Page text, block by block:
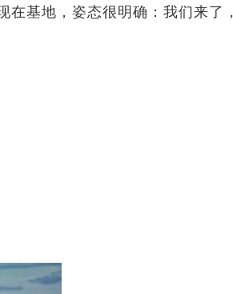
在基地，姿态很明确：我们来了